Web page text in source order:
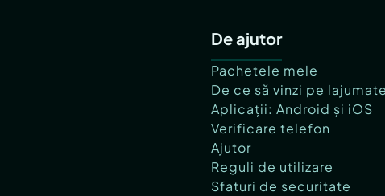
De ajutor
Pachetele mele
De ce să vinzi pe
Aplicații: Android și iOS
Verificare telefon
Ajutor
Reguli de utilizare
Sfaturi de securitate